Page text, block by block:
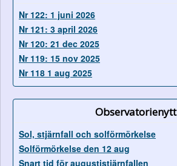
Nr 122: 1 juni 2026
Nr 121: 3 april 2026
Nr 120: 21 dec 2025
Nr 119: 15 nov 2025
Nr 118 1 aug 2025
Observatorienytt
Sol, stjärnfall och solförmörkelse
Solförmörkelse den 12 aug
Snart tid för augustistjärnfallen